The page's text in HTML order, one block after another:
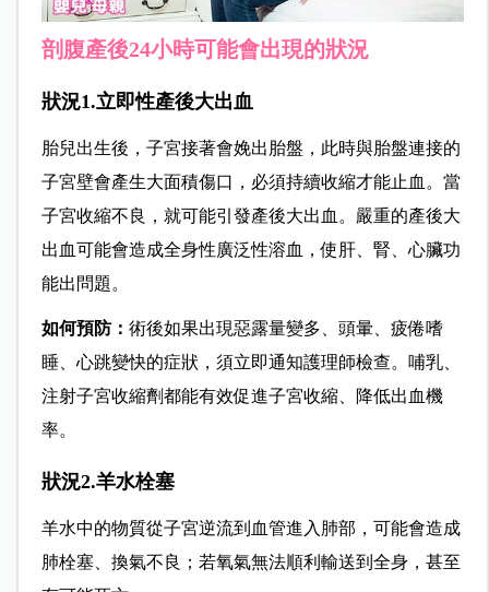
剖腹產後24小時可能會出現的狀況
狀況1.立即性產後大出血
胎兒出生後，子宮接著會娩出胎盤，此時與胎盤連接的
子宮壁會產生大面積傷口，必須持續收縮才能止血。當
子宮收縮不良，就可能引發產後大出血。嚴重的產後大
出血可能會造成全身性廣泛性溶血，使肝、腎、心臟功
能出問題。
如何預防： 術後如果出現惡露量變多、頭暈、疲倦嗜
睡、心跳變快的症狀，須立即通知護理師檢查。哺乳、
注射子宮收縮劑都能有效促進子宮收縮、降低出血機
率。
狀況2.羊水栓塞
羊水中的物質從子宮逆流到血管進入肺部，可能會造成
肺栓塞、換氣不良；若氧氣無法順利輸送到全身，甚至